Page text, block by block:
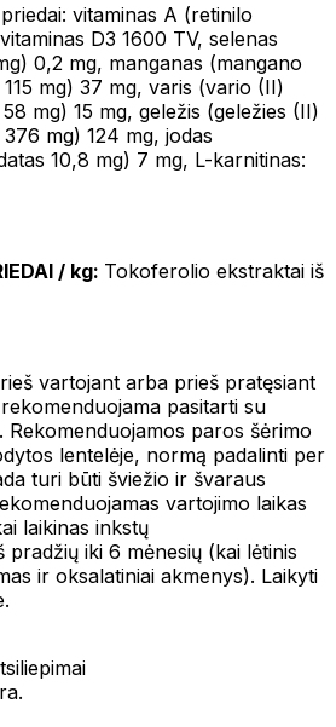
vitaminas A (retinilo
D3 1600 TV, selenas
0,2 mg, manganas (mangano
mg) 37 mg, varis (vario (II)
mg) 15 mg, geležis (geležies (II)
mg) 124 mg, jodas
10,8 mg) 7 mg, L-karnitinas:
/ kg: Tokoferolio ekstraktai iš
vartojant arba prieš pratęsiant
pasitarti su
Rekomenduojamos paros šėrimo
lentelėje, normą padalinti per
turi būti šviežio ir švaraus
vartojimo laikas
laikinas inkstų
pradžių iki 6 mėnesių (kai lėtinis
ir oksalatiniai akmenys). Laikyti